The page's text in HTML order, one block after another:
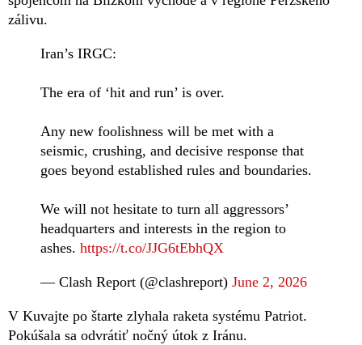
zálivu.
Iran’s IRGC:
The era of ‘hit and run’ is over.
Any new foolishness will be met with a
seismic, crushing, and decisive response that
goes beyond established rules and boundaries.
We will not hesitate to turn all aggressors’
headquarters and interests in the region to
ashes. https://t.co/JJG6tEbhQX
— Clash Report (@clashreport) June 2, 2026
V Kuvajte po štarte zlyhala raketa systému Patriot.
Pokúšala sa odvrátiť nočný útok z Iránu.